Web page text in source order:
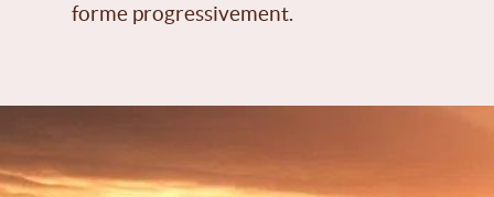
forme progressivement.